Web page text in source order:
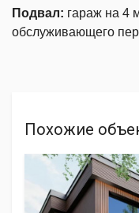
Подвал: гараж на 4
обслуживающего
Похожие